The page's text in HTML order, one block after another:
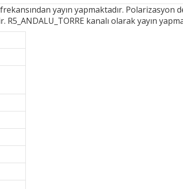
frekansından yayın yapmaktadır. Polarizasyon
kanalı olarak yayın